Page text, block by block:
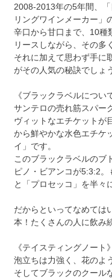
2008-2013年の5年間、
リングワインメーカー」
辛口から甘口まで、10種
リースしながら、その多
それに加えて思わず手に
がその人気の秘訣でしょ
《ブラックラベルについ
サンテロの売れ筋スパー
ヴィットなエチケットが
から鮮やかな水色エチケ
イ」です。
このブラックラベルのブ
ピノ・ビアンコが5:3:2。
と「プロセッコ」を半々
だからといってなめては
本！たくさんの人に飲み
《テイスティングノート》
泡立ちは力強く、花のよ
そしてブラックのクール